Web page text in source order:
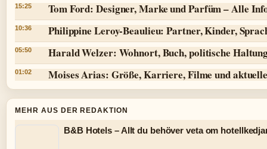
15:25 Tom Ford: Designer, Marke und Parfüm – Alle
10:36 Philippine Leroy-Beaulieu: Partner, Kinder,
05:50 Harald Welzer: Wohnort, Buch, politische
01:02 Moises Arias: Größe, Karriere, Filme und
MEHR AUS DER REDAKTION
B&B Hotels – Allt du behöver veta om